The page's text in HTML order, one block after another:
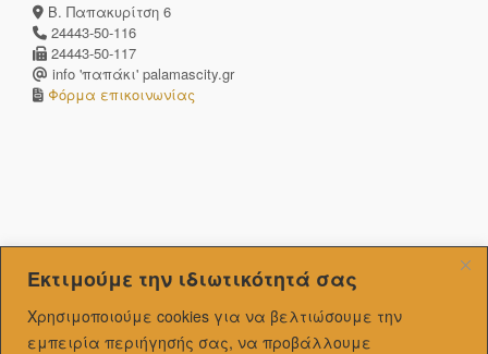
Εκτιμούμε την ιδιωτικότητά σας
Χρησιμοποιούμε cookies για να βελτιώσουμε την
εμπειρία περιήγησής σας, να προβάλλουμε
Β. Παπακυρίτση 6
24443-50-116
24443-50-117
info 'παπάκι' palamascity.gr
Φόρμα επικοινωνίας